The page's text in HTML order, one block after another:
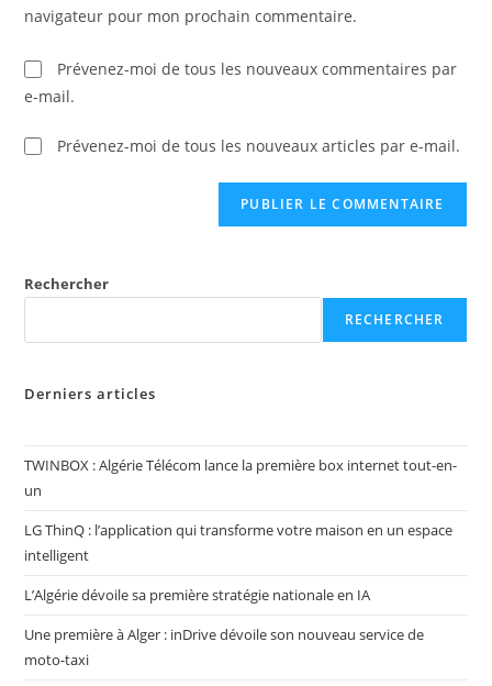
(facultatif)
navigateur pour mon prochain commentaire.
Prévenez-moi de tous les nouveaux commentaires par
e-mail.
Prévenez-moi de tous les nouveaux articles par e-mail.
Rechercher
RECHERCHER
Derniers articles
TWINBOX : Algérie Télécom lance la première box internet tout-en-
un
LG ThinQ : l’application qui transforme votre maison en un espace
intelligent
L’Algérie dévoile sa première stratégie nationale en IA
Une première à Alger : inDrive dévoile son nouveau service de
moto-taxi